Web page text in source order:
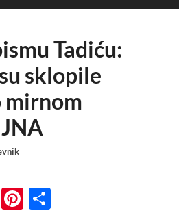
Tadiću:
sklopile
mirnom
Vi Pi